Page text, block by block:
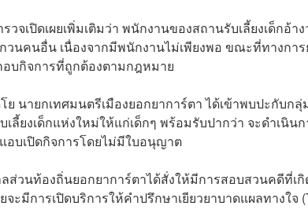
วจเปิดเผยเพิ่มเติมว่า พนักงานของสถานรับเลี้ยงเด็กอ้
กวนคนอื่น เนื่องจากมีพนักงานไม่เพียงพอ ขณะที่ทางกา
บกิจการที่ถูกต้องตามกฎหมาย
ย นายกเทศมนตรีเมืองยอกยาการ์ตา ได้เข้าพบปะกับก
เลี้ยงเด็กแห่งใหม่ให้แก่เด็กๆ พร้อมรับปากว่า จะดำเนิ
อบเปิดกิจการโดยไม่มีใบอนุญาต
ส่วนท้องถิ่นยอกยาการ์ตาได้สั่งให้มีการสอบสวนคดีที่
จะมีการเปิดบริการให้คำปรึกษาเยียวยาบาดแผลทางใจ